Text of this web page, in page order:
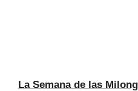
La Semana de las